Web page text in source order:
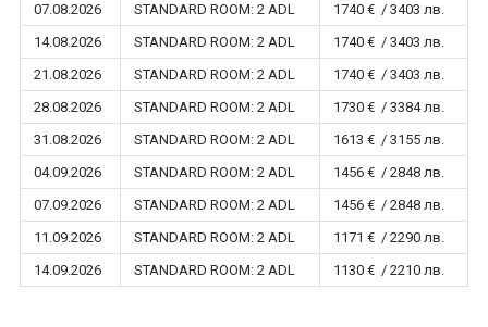
07.08.2026
STANDARD ROOM: 2 ADL
1740 € / 3403 лв.
14.08.2026
STANDARD ROOM: 2 ADL
1740 € / 3403 лв.
21.08.2026
STANDARD ROOM: 2 ADL
1740 € / 3403 лв.
28.08.2026
STANDARD ROOM: 2 ADL
1730 € / 3384 лв.
31.08.2026
STANDARD ROOM: 2 ADL
1613 € / 3155 лв.
04.09.2026
STANDARD ROOM: 2 ADL
1456 € / 2848 лв.
07.09.2026
STANDARD ROOM: 2 ADL
1456 € / 2848 лв.
11.09.2026
STANDARD ROOM: 2 ADL
1171 € / 2290 лв.
14.09.2026
STANDARD ROOM: 2 ADL 1130 € / 2210 лв.